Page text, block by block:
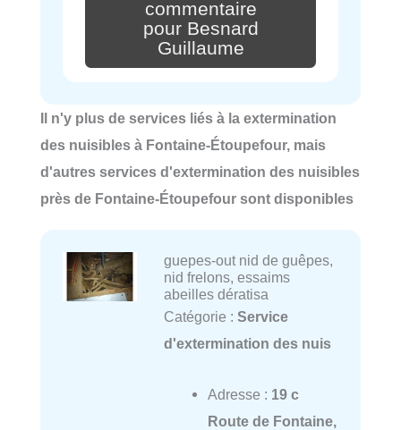
commentaire
pour Besnard
Guillaume
Il n'y plus de services liés à la extermination
des nuisibles à Fontaine-Étoupefour, mais
d'autres services d'extermination des nuisibles
près de Fontaine-Étoupefour sont disponibles
guepes-out nid de guêpes,
nid frelons, essaims
abeilles dératisa
Catégorie : Service
d'extermination des nuis
Adresse : 19 c
Route de Fontaine,